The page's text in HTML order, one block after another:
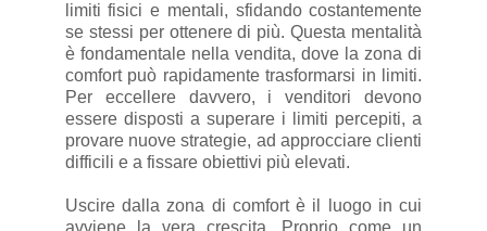
limiti fisici e mentali, sfidando costantemente
se stessi per ottenere di più. Questa mentalità
è fondamentale nella vendita, dove la zona di
comfort può rapidamente trasformarsi in limiti.
Per eccellere davvero, i venditori devono
essere disposti a superare i limiti percepiti, a
provare nuove strategie, ad approcciare clienti
difficili e a fissare obiettivi più elevati.
Uscire dalla zona di comfort è il luogo in cui
avviene la vera crescita. Proprio come un